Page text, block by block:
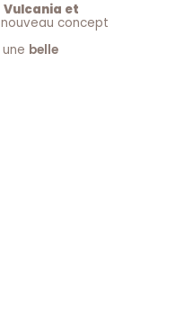
Vulcania et
concept
belle